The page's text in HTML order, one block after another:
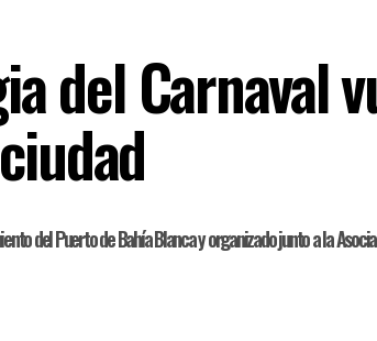
del Carnaval
del Puerto de Bahía Blanca y organizado junto a la